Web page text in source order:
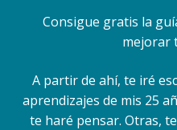
Consigue gratis la
mejorar
A partir de ahí, te iré
aprendizajes de mis 25
te haré pensar. Otras,